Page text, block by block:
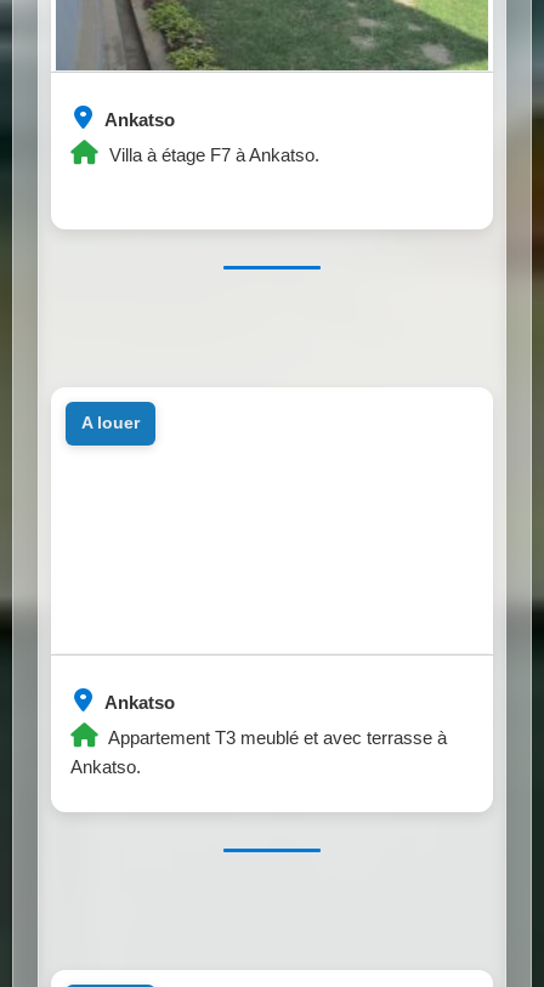
Ankatso
Villa à étage F7 à Ankatso.
Ankatso
Appartement T3 meublé et avec terrasse à
Ankatso.
a louer